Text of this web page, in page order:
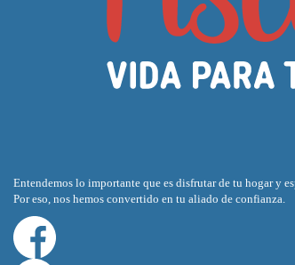
Entendemos lo importante que es disfrutar de tu hogar y
Por eso, nos hemos convertido en tu aliado de confianza.